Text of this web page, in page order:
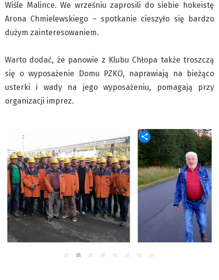
Wiśle Malince. We wrześniu zaprosili do siebie hokeistę
Arona Chmielewskiego – spotkanie cieszyło się bardzo
dużym zainteresowaniem.
Warto dodać, że panowie z Klubu Chłopa także troszczą
się o wyposażenie Domu PZKO, naprawiają na bieżąco
usterki i wady na jego wyposażeniu, pomagają przy
organizacji imprez.